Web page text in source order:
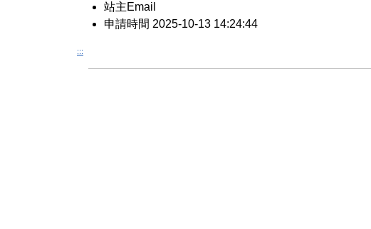
站主Email
申請時間 2025-10-13 14:24:44
:::